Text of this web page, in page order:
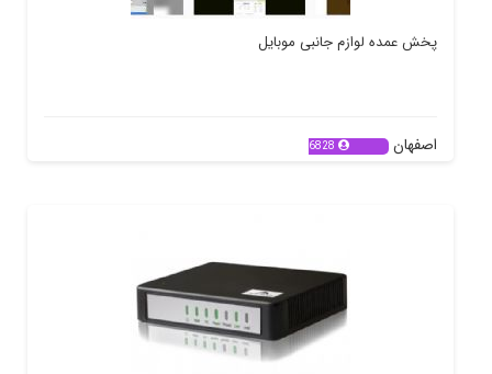
پخش عمده لوازم جانبی موبایل
اصفهان 6828